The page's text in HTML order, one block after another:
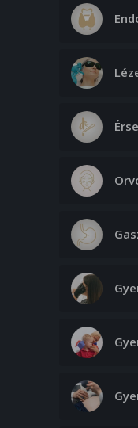
50. 000 Ft
80. 000 Ft
65. 000 Ft
85. 000 Ft
95. 000 Ft
- Kis terület
- Közepes
- Nagy terület